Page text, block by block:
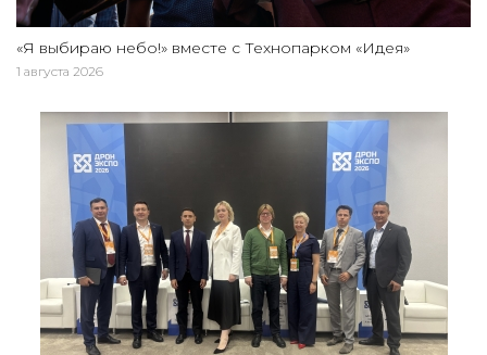
«Я выбираю небо!» вместе с Технопарком «Идея»
1 августа 2026